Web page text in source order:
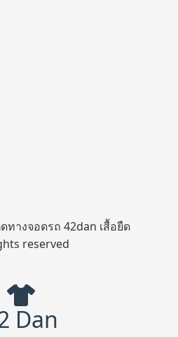
ทางจอดรถ 42dan เสื้อยืด
reserved
Dan